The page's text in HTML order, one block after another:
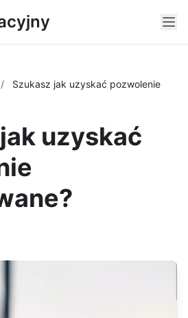
/
Szukasz jak uzyskać pozwolenie
uzyskać